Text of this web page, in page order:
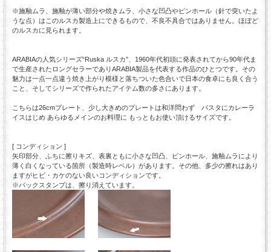
※施釉ムラ、施釉が薄い部分や焼きムラ、小さな凹凸やピンホール（針で突いたよ
うな点）はこのルスカ製造上にできるもので、不良不具合ではありません。ほぼど
のルスカに見られます。
ARABIAの人気シリーズ“Ruska ルスカ”、1960年代初頭に発表されてから90年代ま
で生産されたロングセラーでありARABIA製品を代表する作品のひとつです。その
魅力は一点一点違う焼き上がり模様と落ちついた色合いで日本の食卓にも良く合う
こと、そしてシリーズで作られたアイテム数の多さにあります。
こちらは26cmプレート、少し大きめのプレートは和洋問わず パスタにカレーラ
イスはじめ あらゆるメインのお料理に もっともお使い頂けるサイズです。
[ コンディション ]
矢印部分、ふちに擦りキズ、表裏ともに小さな凹凸、ピンホール、施釉ムラにより
薄く白くなっている箇所（製造時レベル）があります。その他、多少の擦れはあり
ますがヒビ・カケのない良いコンディションです。
※バックスタンプは、擦り消えています。